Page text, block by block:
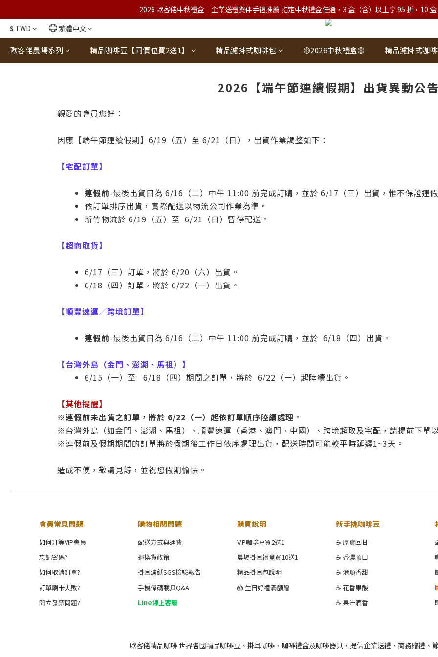
2026 歐客佬中秋禮盒｜企業送禮與伴手禮推薦 指定中秋禮盒任選，3 盒（含）以上享 95 折，10
$ TWD 繁體中文
歐客佬農場系列 精品咖啡豆【同價位買2送1】 精品濾掛式咖啡包 🟡2026中秋禮盒🟡 精品濾掛式咖
2026【端午節連續假期】出貨異動公告
親愛的會員您好：
因應【端午節連續假期】6/19（五）至 6/21（日），出貨作業調整如下：
【宅配訂單】
連假前-最後出貨日為 6/16（二）中午 11:00 前完成訂購，並於 6/17（三）出貨，惟不保證連假
依訂單排序出貨，實際配送以物流公司作業為準。
新竹物流於 6/19（五）至 6/21（日）暫停配送。
【超商取貨】
6/17（三）訂單，將於 6/20（六）出貨。
6/18（四）訂單，將於 6/22（一）出貨。
【順豐速運／跨境訂單】
連假前-最後出貨日為 6/16（二）中午 11:00 前完成訂購，並於 6/18（四）出貨。
【台灣外島（金門、澎湖、馬祖）】
6/15（一）至 6/18（四）期間之訂單，將於 6/22（一）起陸續出貨。
【其他提醒】
※連假前未出貨之訂單，將於 6/22（一）起依訂單順序陸續處理。
※台灣外島（如金門、澎湖、馬祖）、順豐速運（香港、澳門、中國）、跨境超取及宅配，請提前下單
※連假前及假期期間的訂單將於假期後工作日依序處理出貨，配送時間可能較平時延遲1~3天。
造成不便，敬請見諒，並祝您假期愉快。
會員常見問題
如何升等VIP會員
忘記密碼?
如何取消訂單?
訂單刷卡失敗?
開立發票問題?
購物相關問題
配送方式與運費
退換貨政策
掛耳濾紙SGS檢驗報告
手機條碼載具Q&A
Line線上客服
購買說明
VIP咖啡豆買2送1
農場掛耳禮盒買10送1
精品掛耳包說明
🎂 生日好禮滿額贈
新手挑咖啡豆
☕ 厚實回甘
☕ 香濃順口
☕ 滑順香甜
☕ 花香果酸
☕ 果汁酒香
歐客佬精品咖啡 世界各國精品咖啡豆、掛耳咖啡、咖啡禮盒及咖啡器具，提供企業送禮、商務贈禮、